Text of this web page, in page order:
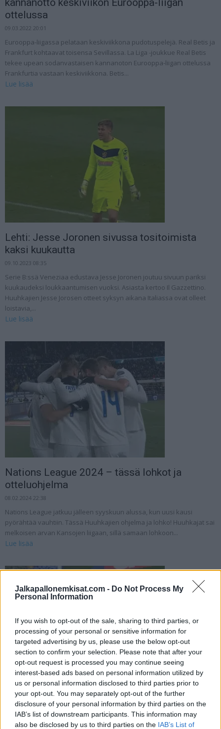
Jalkapallonemkisat.com - Do Not Process My
Personal Information
If you wish to opt-out of the sale, sharing to third parties, or
processing of your personal or sensitive information for
targeted advertising by us, please use the below opt-out
section to confirm your selection. Please note that after your
opt-out request is processed you may continue seeing
interest-based ads based on personal information utilized by
us or personal information disclosed to third parties prior to
your opt-out. You may separately opt-out of the further
disclosure of your personal information by third parties on the
IAB’s list of downstream participants. This information may
also be disclosed by us to third parties on the IAB’s List of
ottelussa
09.03.2022 20:01
Eurooppa-liigassa pelataan keskiviikkona pudotuspelejä. Real Betis ja
Frankfurt kohtaavat toisensa Sevillassa. La Liga -joukkue Real Betis
tekee upean sodanvastaisen kannanoton Eurooppa-liigan ottelussa
Frankfurtia vastaan keskiviikkona. Betis...
Lue lisää
Lehti: Jesse Joronen sivussa tositoimista
kaksi kuukautta
09.10.2023 08:35
Serie B:ssä Veneziaa edustava Jesse Joronen joutuu sivuun pariksi
kuukaudeksi loukkaantumisen vuoksi. Asiasta kertoo Il Gazzettino.
Huuhkajien Jesse Jorosen otteet syksyn aikana Italiassa ovat olleet
loistavia,...
Lue lisää
Nations League 2024 – tässä lohkot ja
otteluohjelma
08.02.2024 22:38
Nations League jatkuu jälleen syyskuun alussa, kun uusi kausi
pyörähtää vauhtiin. Tässä Huuhkajien ohjelma ja lohko! Huuhkajat sai
melkoisen arvan Kansojen liigaan, sillä samaan lohkoon...
Lue lisää
Kylmänviileä viimeistely – Oliver Antman pisti
pallon tyylikkäästi pussiin Tanskan liigassa
03.04.2024 20:02